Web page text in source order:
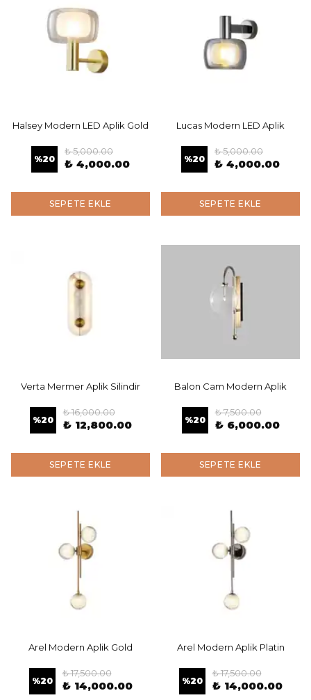
Halsey Modern LED Aplik Gold
%20
₺ 5,000.00
₺ 4,000.00
SEPETE EKLE
Lucas Modern LED Aplik
%20
₺ 5,000.00
₺ 4,000.00
SEPETE EKLE
Verta Mermer Aplik Silindir
%20
₺ 16,000.00
₺ 12,800.00
SEPETE EKLE
Balon Cam Modern Aplik
%20
₺ 7,500.00
₺ 6,000.00
SEPETE EKLE
Arel Modern Aplik Gold
%20
₺ 17,500.00
₺ 14,000.00
Arel Modern Aplik Platin
%20
₺ 17,500.00
₺ 14,000.00